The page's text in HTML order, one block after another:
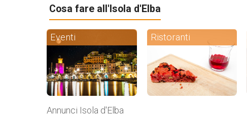
Cosa fare all'Isola d'Elba
Eventi Ristoranti
Annunci Isola d'Elba